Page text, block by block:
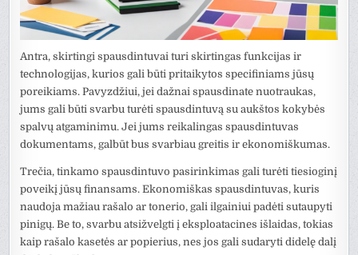
Antra, skirtingi spausdintuvai turi skirtingas funkcijas ir
technologijas, kurios gali būti pritaikytos specifiniams jūsų
poreikiams. Pavyzdžiui, jei dažnai spausdinate nuotraukas,
jums gali būti svarbu turėti spausdintuvą su aukštos kokybės
spalvų atgaminimu. Jei jums reikalingas spausdintuvas
dokumentams, galbūt bus svarbiau greitis ir ekonomiškumas.
Trečia, tinkamo spausdintuvo pasirinkimas gali turėti tiesioginį
poveikį jūsų finansams. Ekonomiškas spausdintuvas, kuris
naudoja mažiau rašalo ar tonerio, gali ilgainiui padėti sutaupyti
pinigų. Be to, svarbu atsižvelgti į eksploatacines išlaidas, tokias
kaip rašalo kasetės ar popierius, nes jos gali sudaryti didelę dalį